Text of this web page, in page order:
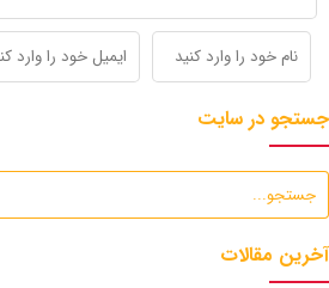
جستجو در سایت
آخرین مقالات